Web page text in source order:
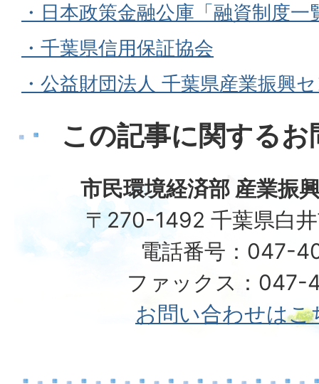
・日本政策金融公庫「融資制度一
・千葉県信用保証協会
・公益財団法人 千葉県産業振興
この記事に関する
市民環境経済部 産業振
〒270-1492 千葉県白
電話番号：047-
ファックス：047-
お問い合わせはこ